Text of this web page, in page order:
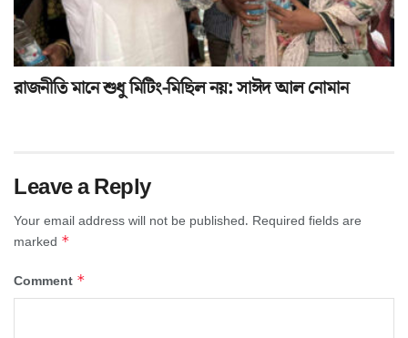
রাজনীতি মানে শুধু মিটিং-মিছিল নয়: সাঈদ আল নোমান
Leave a Reply
Your email address will not be published. Required fields are
marked *
Comment *